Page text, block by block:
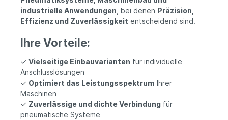
industrielle Anwendungen, bei denen Präzision,
Effizienz und Zuverlässigkeit entscheidend sind.
Ihre Vorteile:
✓ Vielseitige Einbauvarianten für individuelle
Anschlusslösungen
✓ Optimiert das Leistungsspektrum Ihrer
Maschinen
✓ Zuverlässige und dichte Verbindung für
pneumatische Systeme